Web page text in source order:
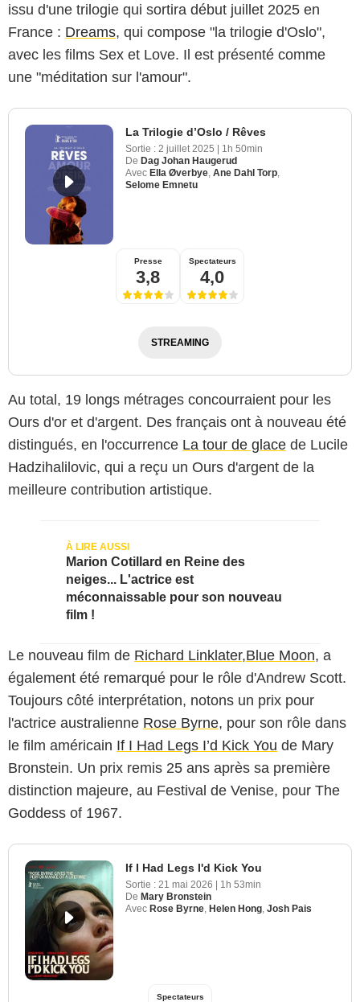
issu d'une trilogie qui sortira début juillet 2025 en
France : Dreams, qui compose "la trilogie d'Oslo",
avec les films Sex et Love. Il est présenté comme
une "méditation sur l'amour".
La Trilogie d’Oslo / Rêves
Sortie : 2 juillet 2025 | 1h 50min
De Dag Johan Haugerud
Avec Ella Øverbye Ane Dahl Torp
Selome Emnetu
Presse
3,8
Spectateurs
4,0
STREAMING
Au total, 19 longs métrages concourraient pour les
Ours d'or et d'argent. Des français ont à nouveau été
distingués, en l'occurrence La tour de glace de Lucile
Hadzihalilovic, qui a reçu un Ours d'argent de la
meilleure contribution artistique.
Marion Cotillard en Reine des
neiges... L'actrice est
méconnaissable pour son nouveau
film !
Le nouveau film de Richard Linklater,Blue Moon, a
également été remarqué pour le rôle d'Andrew Scott.
Toujours côté interprétation, notons un prix pour
l'actrice australienne Rose Byrne, pour son rôle dans
le film américain If I Had Legs I’d Kick You de Mary
Bronstein. Un prix remis 25 ans après sa première
distinction majeure, au Festival de Venise, pour The
Goddess of 1967.
If I Had Legs I'd Kick You
Sortie : 21 mai 2026 | 1h 53min
De Mary Bronstein
Avec Rose Byrne Helen Hong Josh Pais
Spectateurs